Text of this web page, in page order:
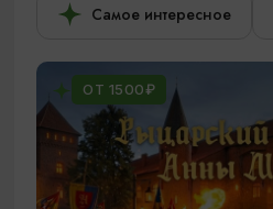
Самое интересное
ОТ 1500₽